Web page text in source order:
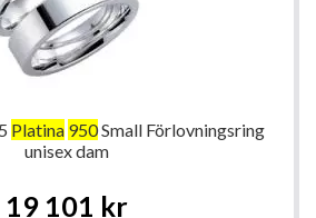
Platina 950Small Förlovningsring
unisex dam
19 101 kr